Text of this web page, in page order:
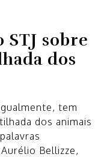
sobre
dos
tem
dos animais
Bellizze,